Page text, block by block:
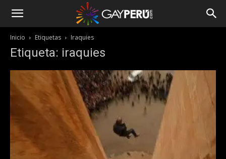
Inicio Etiquetas Iraquies
Etiqueta: iraquies